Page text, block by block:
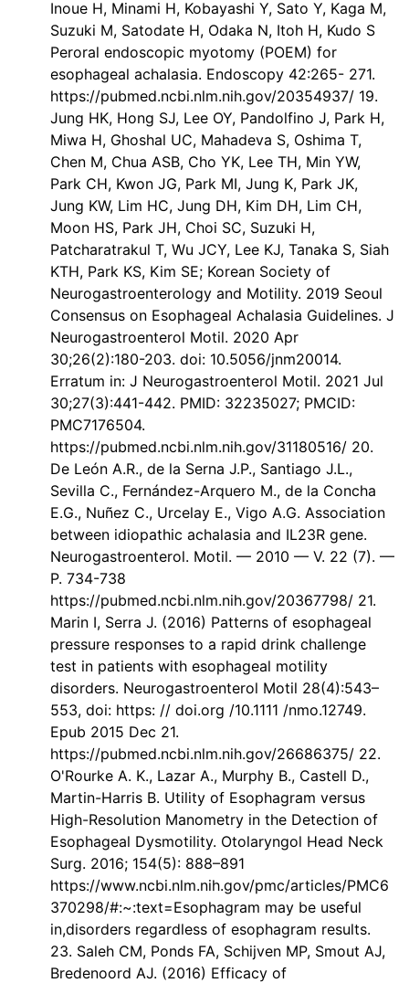
Inoue H, Minami H, Kobayashi Y, Sato Y, Kaga M,
Suzuki M, Satodate H, Odaka N, Itoh H, Kudo S
Peroral endoscopic myotomy (POEM) for
esophageal achalasia. Endoscopy 42:265- 271.
https://pubmed.ncbi.nlm.nih.gov/20354937/ 19.
Jung HK, Hong SJ, Lee OY, Pandolfino J, Park H,
Miwa H, Ghoshal UC, Mahadeva S, Oshima T,
Chen M, Chua ASB, Cho YK, Lee TH, Min YW,
Park CH, Kwon JG, Park MI, Jung K, Park JK,
Jung KW, Lim HC, Jung DH, Kim DH, Lim CH,
Moon HS, Park JH, Choi SC, Suzuki H,
Patcharatrakul T, Wu JCY, Lee KJ, Tanaka S, Siah
KTH, Park KS, Kim SE; Korean Society of
Neurogastroenterology and Motility. 2019 Seoul
Consensus on Esophageal Achalasia Guidelines. J
Neurogastroenterol Motil. 2020 Apr
30;26(2):180-203. doi: 10.5056/jnm20014.
Erratum in: J Neurogastroenterol Motil. 2021 Jul
30;27(3):441-442. PMID: 32235027; PMCID:
PMC7176504.
https://pubmed.ncbi.nlm.nih.gov/31180516/ 20.
De León A.R., de la Serna J.P., Santiago J.L.,
Sevilla C., Fernández-Arquero M., de la Concha
E.G., Nuñez C., Urcelay E., Vigo A.G. Association
between idiopathic achalasia and IL23R gene.
Neurogastroenterol. Motil. — 2010 — V. 22 (7). —
P. 734-738
https://pubmed.ncbi.nlm.nih.gov/20367798/ 21.
Marin I, Serra J. (2016) Patterns of esophageal
pressure responses to a rapid drink challenge
test in patients with esophageal motility
disorders. Neurogastroenterol Motil 28(4):543–
553, doi: https: // doi.org /10.1111 /nmo.12749.
Epub 2015 Dec 21.
https://pubmed.ncbi.nlm.nih.gov/26686375/ 22.
O'Rourke A. K., Lazar A., Murphy B., Castell D.,
Martin-Harris B. Utility of Esophagram versus
High-Resolution Manometry in the Detection of
Esophageal Dysmotility. Otolaryngol Head Neck
Surg. 2016; 154(5): 888–891
https://www.ncbi.nlm.nih.gov/pmc/articles/PMC6
370298/#:~:text=Esophagram may be useful
in,disorders regardless of esophagram results.
23. Saleh CM, Ponds FA, Schijven MP, Smout AJ,
Bredenoord AJ. (2016) Efficacy of